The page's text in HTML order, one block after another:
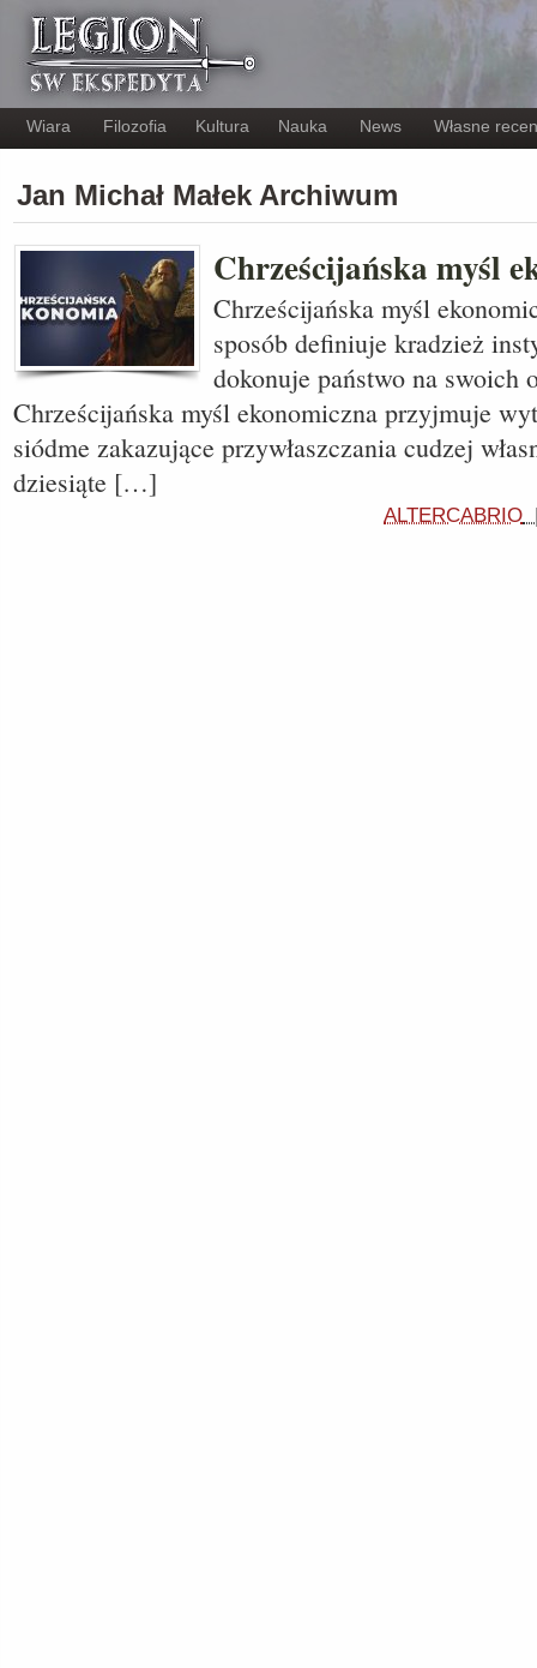
Wiara Filozofia Kultura Nauka News Własne
Jan Michał Małek Archiwum
Chrześcijańska myśl
Chrześcijańska myśl
sposób definiuje kradzież
dokonuje państwo na swoich
Chrześcijańska myśl ekonomiczna przyjmuje
siódme zakazujące przywłaszczania cudzej
dziesiąte […]
ALTERCABRIO